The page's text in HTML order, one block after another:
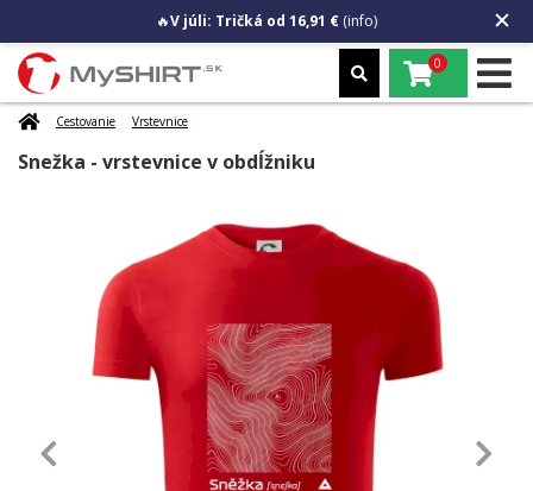
🔥V júli: Tričká od 16,91 € (info)
0
Cestovanie Vrstevnice
Snežka - vrstevnice v obdĺžniku